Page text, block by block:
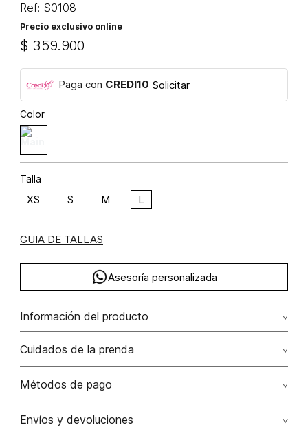
Ref: S0108
Precio exclusivo online
$ 359.900
Paga con CREDI10 Solicitar
Color
Talla
XS S M L
GUIA DE TALLAS
Asesoría personalizada
Información del producto
Blusa lentejuela cuello redondo poliéster 100% 100.00%
poliéster/polyester
Cuidados de la prenda
Lavado profesional en seco los tonos oscuros sueltan
No lavar
Métodos de pago
Tarjetas de crédito: Visa, Dinners, Master Card y American
Envíos y devoluciones